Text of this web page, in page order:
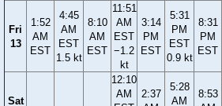
Fri
13
1:52
AM
EST
4:45
AM
EST
1.5 kt
8:10
AM
EST
11:51
AM
EST
−1.2
kt
3:14
PM
EST
5:31
PM
EST
0.9 kt
8:31
PM
EST
Sat
12:10
AM
2:37
5:28
AM
8:53